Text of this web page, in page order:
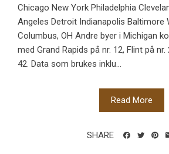
Chicago New York Philadelphia
Angeles Detroit Indianapolis Baltimore
Columbus, OH Andre byer i Michigan
med Grand Rapids på nr. 12, Flint på
42. Data som brukes inklu...
Read More
SHARE